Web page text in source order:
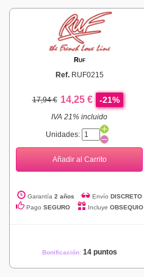
Ruf
Ref. RUF0215
17,94 € 14,25 € -21%
IVA 21% incluido
Unidades:
Añadir al Carrito
Garantía 2 años Envío DISCRETO
Pago SEGURO Incluye OBSEQUIO
Bonificación: 14 puntos